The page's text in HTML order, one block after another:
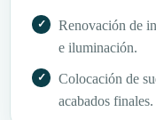
Renovación de
e iluminación.
Colocación de
acabados finales.